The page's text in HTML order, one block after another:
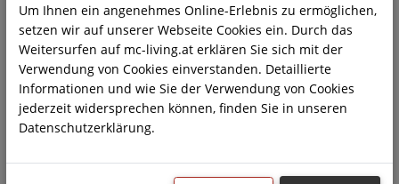
Notebook
385,02 €269,51 €
Um Ihnen ein angenehmes Online-Erlebnis zu ermöglichen,
setzen wir auf unserer Webseite Cookies ein. Durch das
Weitersurfen auf mc-living.at erklären Sie sich mit der
Verwendung von Cookies einverstanden. Detaillierte
Informationen und wie Sie der Verwendung von Cookies
jederzeit widersprechen können, finden Sie in unseren
Datenschutzerklärung.